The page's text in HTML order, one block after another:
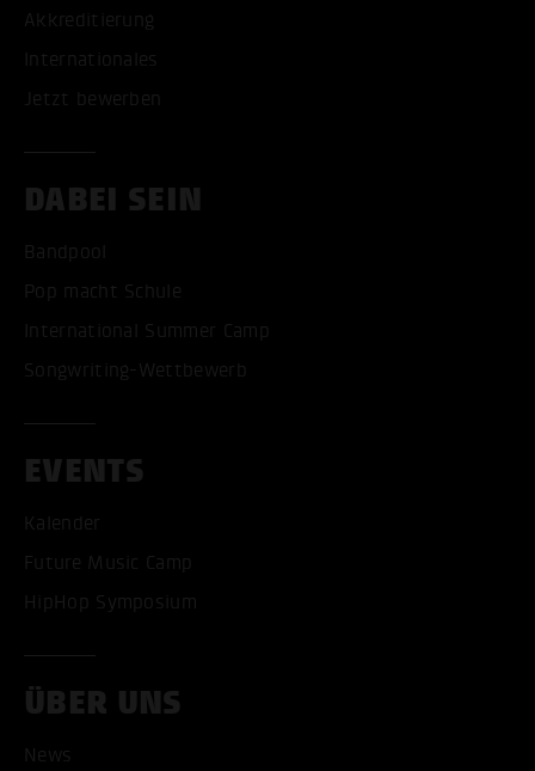
Akkreditierung
Internationales
Jetzt bewerben
DABEI SEIN
Bandpool
Pop macht Schule
International Summer Camp
Songwriting-Wettbewerb
EVENTS
Kalender
Future Music Camp
HipHop Symposium
ÜBER UNS
News